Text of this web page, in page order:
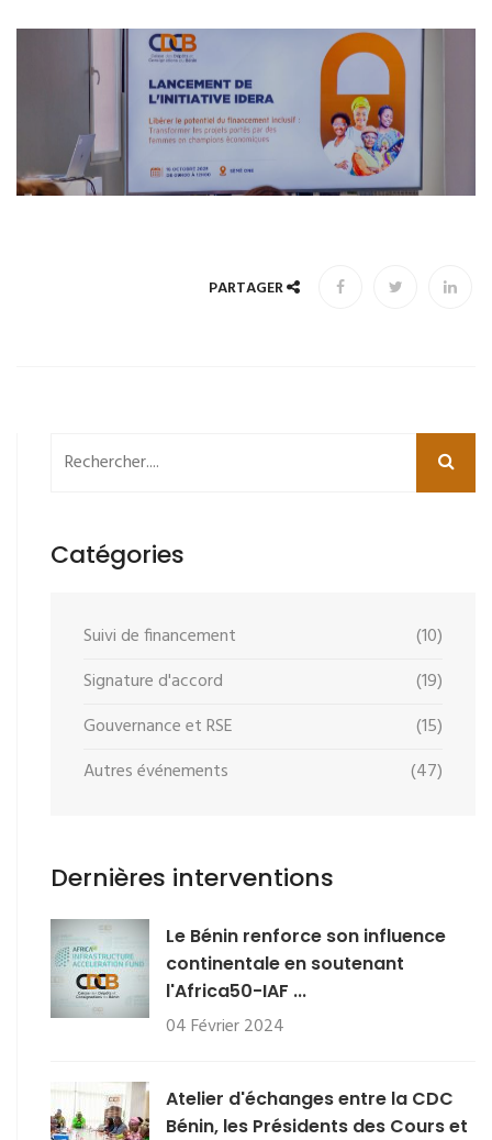
PARTAGER
Catégories
Suivi de financement
(10)
Signature d'accord
(19)
Gouvernance et RSE
(15)
Autres événements
(47)
Dernières interventions
Le Bénin renforce son influence
continentale en soutenant
l'Africa50-IAF ...
04 Février 2024
Atelier d'échanges entre la CDC
Bénin, les Présidents des Cours et